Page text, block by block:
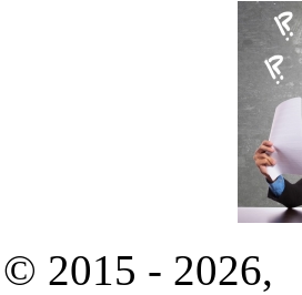
2015 - 2026,